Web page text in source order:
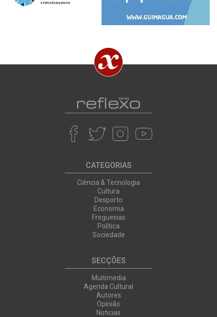
CATEGORIAS
Ciência & Tecnologia
Cultura
Desporto
Economia
Freguesias
Política
Sociedade
SECÇÕES
Multimedia
Agenda Cultural
Autores
Opinião
Noticias